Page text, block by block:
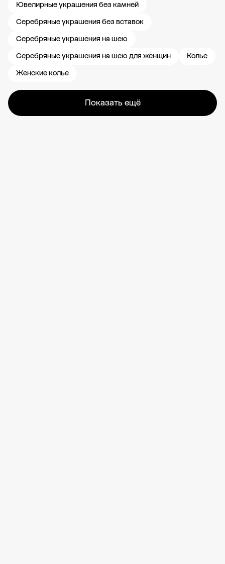
Ювелирные украшения без камней
Серебряные украшения без вставок
Серебряные украшения на шею
Серебряные украшения на шею для женщин
Колье
Женские колье
Показать ещё